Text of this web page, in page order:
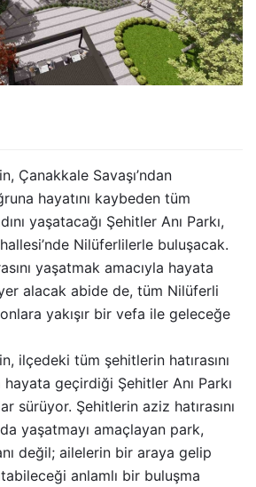
Çanakkale Savaşı’ndan
hayatını kaybeden tüm
yaşatacağı Şehitler Anı Parkı,
Nilüferlilerle buluşacak.
yaşatmak amacıyla hayata
alacak abide de, tüm Nilüferli
yakışır bir vefa ile geleceğe
ilçedeki tüm şehitlerin hatırasını
geçirdiği Şehitler Anı Parkı
sürüyor. Şehitlerin aziz hatırasını
yaşatmayı amaçlayan park,
değil; ailelerin bir araya gelip
anlamlı bir buluşma